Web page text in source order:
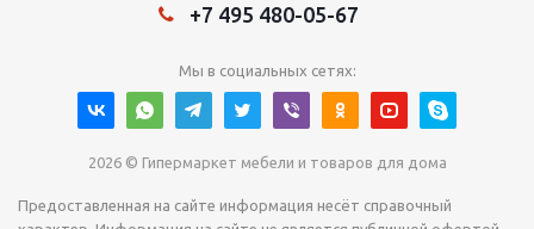
+7 495 480-05-67
Мы в социальных сетях:
2026 © Гипермаркет мебели и товаров для дома
Предоставленная на сайте информация несёт справочный